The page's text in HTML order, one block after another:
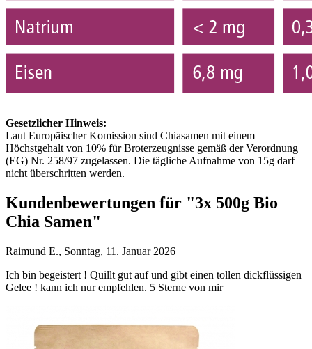
Gesetzlicher Hinweis:
Laut Europäischer Komission sind Chiasamen mit einem
Höchstgehalt von 10% für Broterzeugnisse gemäß der Verordnung
(EG) Nr. 258/97 zugelassen. Die tägliche Aufnahme von 15g darf
nicht überschritten werden.
Kundenbewertungen für "3x 500g Bio
Chia Samen"
Raimund E., Sonntag, 11. Januar 2026
Ich bin begeistert ! Quillt gut auf und gibt einen tollen dickflüssigen
Gelee ! kann ich nur empfehlen. 5 Sterne von mir